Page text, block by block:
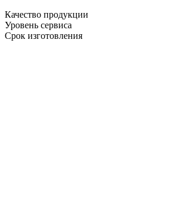
Качество продукции
Уровень сервиса
Срок изготовления